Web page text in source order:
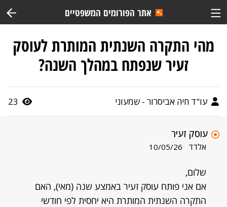
אתר הפורומים המשפטיים
מהי התקרה השנתית המותרת לעוסק
זעיר שנפתח במהלך השנה?
עו"ד חיה אביסרור - שמעוני 23
עוסק זעיר
אלדד 10/05/26
שלום,
אם אני פותח עוסק זעיר באמצע שנה (מאי), האם
התקרה השנתית המותרת היא יחסית לפי חודשי